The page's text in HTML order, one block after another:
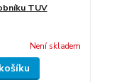
TUV
Není skladem